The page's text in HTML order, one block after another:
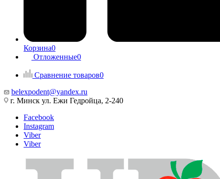
Корзина0
Отложенные0
Сравнение товаров0
belexpodent@yandex.ru
г. Минск ул. Ежи Гедройца, 2-240
Facebook
Instagram
Viber
Viber